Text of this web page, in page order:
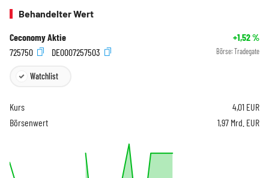
Behandelter Wert
Ceconomy Aktie +1,52%
725750
DE0007257503 Börse: Tradegate
Watchlist
Kurs 4,01 EUR
Börsenwert
1,97 Mrd. EUR